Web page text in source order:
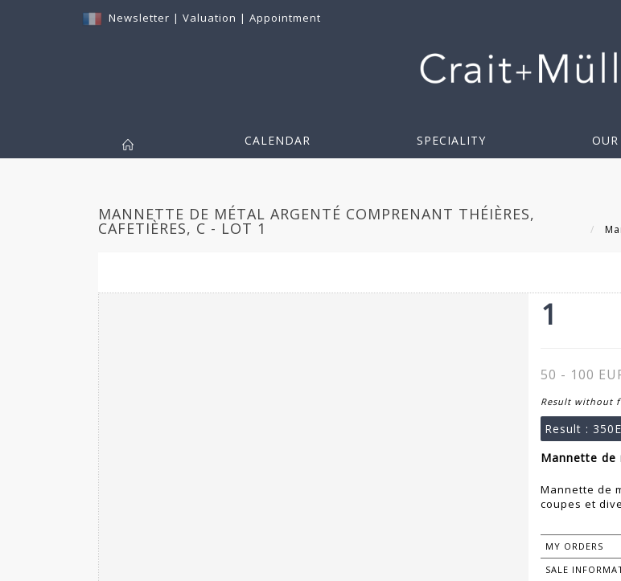
Newsletter | Valuation | Appointment
CALENDAR SPECIALITY OUR
MANNETTE DE MÉTAL ARGENTÉ COMPRENANT THÉIÈRES,
CAFETIÈRES, C - LOT 1
1
50 - 100
Result without
Result :
Mannette
Mannette de
coupes et
MY ORDERS
SALE